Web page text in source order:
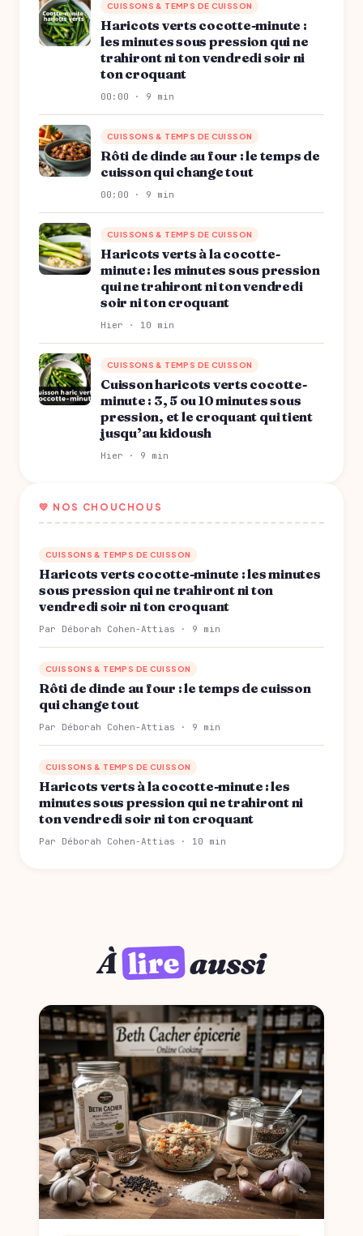
CUISSONS & TEMPS DE CUISSON
Haricots verts cocotte-minute :
les minutes sous pression qui ne
trahiront ni ton vendredi soir ni
ton croquant
00:00 · 9 min
CUISSONS & TEMPS DE CUISSON
Rôti de dinde au four : le temps de
cuisson qui change tout
00:00 · 9 min
CUISSONS & TEMPS DE CUISSON
Haricots verts à la cocotte-
minute : les minutes sous pression
qui ne trahiront ni ton vendredi
soir ni ton croquant
Hier · 10 min
CUISSONS & TEMPS DE CUISSON
Cuisson haricots verts cocotte-
minute : 3, 5 ou 10 minutes sous
pression, et le croquant qui tient
jusqu’au kidoush
Hier · 9 min
💛 NOS CHOUCHOUS
CUISSONS & TEMPS DE CUISSON
Haricots verts cocotte-minute : les minutes
sous pression qui ne trahiront ni ton
vendredi soir ni ton croquant
Par Déborah Cohen-Attias · 9 min
CUISSONS & TEMPS DE CUISSON
Rôti de dinde au four : le temps de cuisson
qui change tout
Par Déborah Cohen-Attias · 9 min
CUISSONS & TEMPS DE CUISSON
Haricots verts à la cocotte-minute : les
minutes sous pression qui ne trahiront ni
ton vendredi soir ni ton croquant
Par Déborah Cohen-Attias · 10 min
Àlireaussi